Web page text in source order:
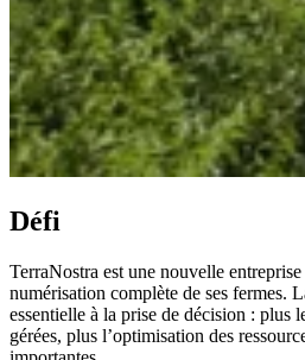
Défi
TerraNostra est une nouvelle
numérisation complète de ses fermes.
essentielle à la prise de décision : plus
gérées, plus l’optimisation des